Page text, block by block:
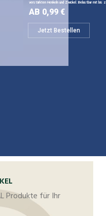
verstärkten Henkeln und Zwickel. Belastbar mit bis
Jetzt Bestellen
AB 0,99 €
Produkte für Ihr